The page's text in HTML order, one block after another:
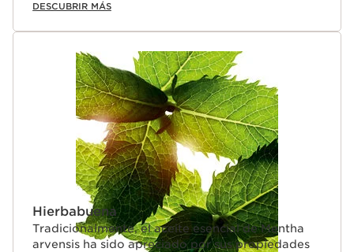
DESCUBRIR MÁS
Hierbabuena
Tradicionalmente, el aceite esencial de Mentha
arvensis ha sido apreciado por sus propiedades